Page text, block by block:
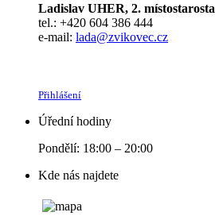
Ladislav UHER, 2. místostarosta
tel.: +420 604 386 444
e-mail: lada@zvikovec.cz
Přihlášení
Úřední hodiny
Pondělí: 18:00 – 20:00
Kde nás najdete